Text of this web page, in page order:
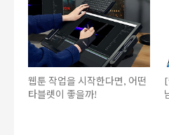
웹툰 작업을 시작한다면, 어떤
타블렛이 좋을까!